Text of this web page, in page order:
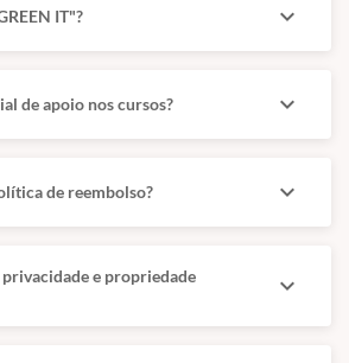
de passagens ou reserva de
confirmação operacional e
IT"? expand_more
de apoio nos cursos? expand_more
de reembolso? expand_more
e propriedade
expand_more